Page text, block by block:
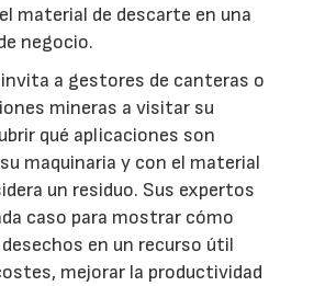
material de descarte en una
negocio.
a gestores de canteras o
mineras a visitar su
qué aplicaciones son
maquinaria y con el material
un residuo. Sus expertos
caso para mostrar cómo
en un recurso útil
mejorar la productividad